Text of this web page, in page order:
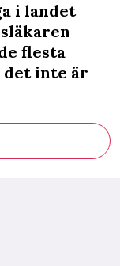
i landet
flesta
det inte är